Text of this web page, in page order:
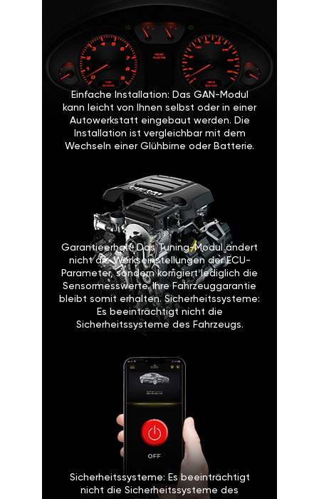
Einfache Installation: Das GAN-Modul
kann leicht von Ihnen selbst oder in einer
Autowerkstatt eingebaut werden. Die
Installation ist vergleichbar mit dem
Wechseln einer Glühbirne oder Batterie.
Garantieerhalt: Das Tuning-Modul ändert
nicht die Werkseinstellungen der ECU-
Parameter, sondern korrigiert lediglich die
Sensormesswerte. Ihre Fahrzeuggarantie
bleibt somit erhalten. Sicherheitssysteme:
Es beeinträchtigt nicht die
Sicherheitssysteme des Fahrzeugs.
Sicherheitssysteme: Es beeinträchtigt
nicht die Sicherheitssysteme des